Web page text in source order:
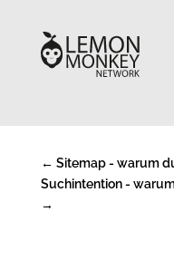
← Sitemap - warum
Suchintention -
→